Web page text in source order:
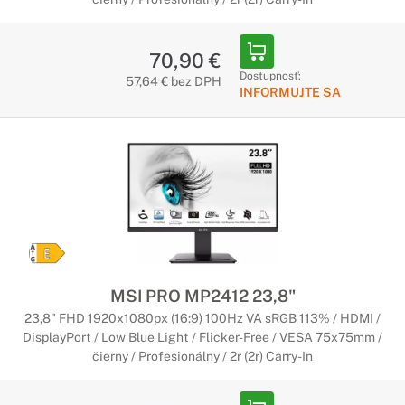
70,90 €
57,64 € bez DPH Dostupnosť:
INFORMUJTE SA
MSI PRO MP2412 23,8"
23,8" FHD 1920x1080px (16:9) 100Hz VA sRGB 113% / HDMI /
DisplayPort / Low Blue Light / Flicker-Free / VESA 75x75mm /
čierny / Profesionálny / 2r (2r) Carry-In